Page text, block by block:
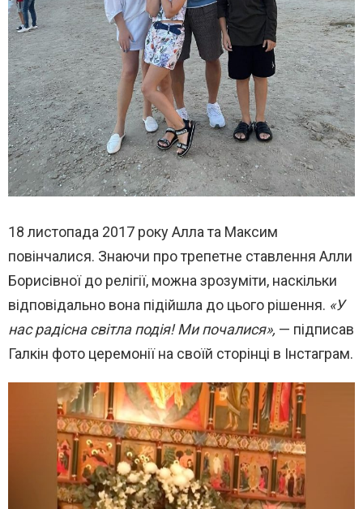
18 листопада 2017 року Алла та Максим
повінчалися. Знаючи про трепетне ставлення Алли
Борисівної до релігії, можна зрозуміти, наскільки
відповідально вона підійшла до цього рішення. «У
нас радісна світла подія! Ми почалися», — підписав
Галкін фото церемонії на своїй сторінці в Інстаграм.